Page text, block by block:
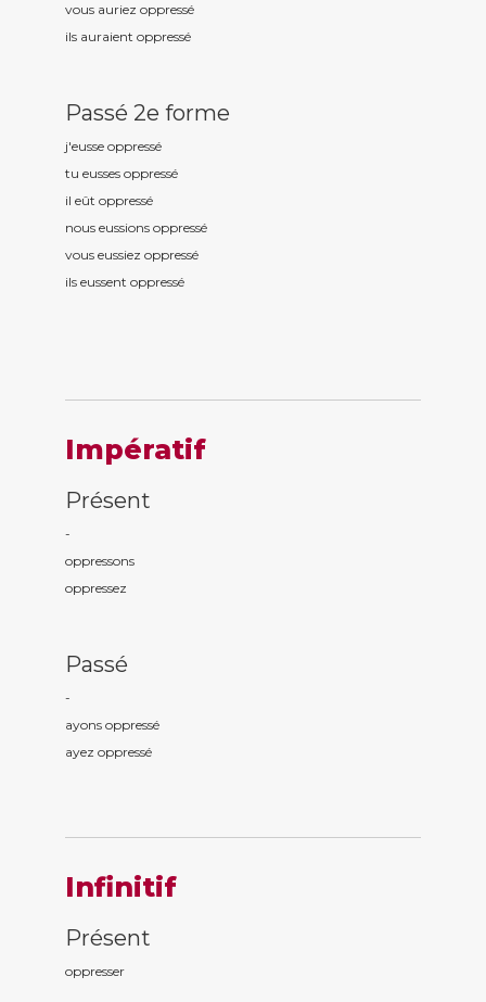
vous auriez oppressé
ils auraient oppressé
Passé 2e forme
j'eusse oppressé
tu eusses oppressé
il eût oppressé
nous eussions oppressé
vous eussiez oppressé
ils eussent oppressé
Impératif
Présent
-
oppressons
oppressez
Passé
-
ayons oppressé
ayez oppressé
Infinitif
Présent
oppresser